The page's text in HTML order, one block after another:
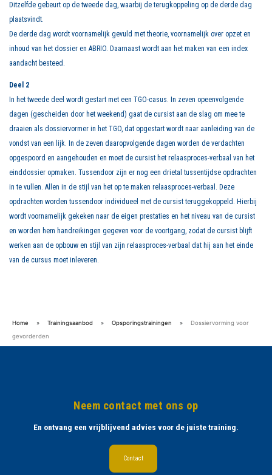
Ditzelfde gebeurt op de tweede dag, waarbij de terugkoppeling op de derde dag
plaatsvindt.
De derde dag wordt voornamelijk gevuld met theorie, voornamelijk over opzet en
inhoud van het dossier en ABRIO. Daarnaast wordt aan het maken van een index
aandacht besteed.
Deel 2
In het tweede deel wordt gestart met een TGO-casus. In zeven opeenvolgende
dagen (gescheiden door het weekend) gaat de cursist aan de slag om mee te
draaien als dossiervormer in het TGO, dat opgestart wordt naar aanleiding van de
vondst van een lijk. In de zeven daaropvolgende dagen worden de verdachten
opgespoord en aangehouden en moet de cursist het relaasproces-verbaal van het
einddossier opmaken. Tussendoor zijn er nog een drietal tussentijdse opdrachten
in te vullen. Allen in de stijl van het op te maken relaasproces-verbaal. Deze
opdrachten worden tussendoor individueel met de cursist teruggekoppeld. Hierbij
wordt voornamelijk gekeken naar de eigen prestaties en het niveau van de cursist
en worden hem handreikingen gegeven voor de voortgang, zodat de cursist blijft
werken aan de opbouw en stijl van zijn relaasproces-verbaal dat hij aan het einde
van de cursus moet inleveren.
Home » Trainingsaanbod » Opsporingstrainingen »
Dossiervorming voor
gevorderden
Neem contact met ons op
En ontvang een vrijblijvend advies voor de juiste training.
Contact